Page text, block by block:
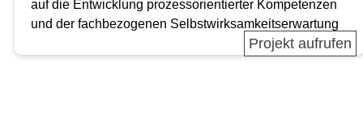
auf die Entwicklung prozessorientierter Kompetenzen
und der fachbezogenen Selbstwirksamkeitserwartung
Projekt aufrufen